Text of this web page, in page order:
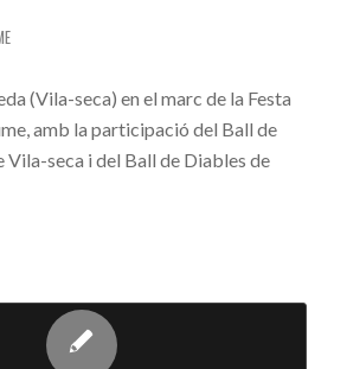
(Vila-seca) en el marc de la Festa
amb la participació del Ball de
seca i del Ball de Diables de